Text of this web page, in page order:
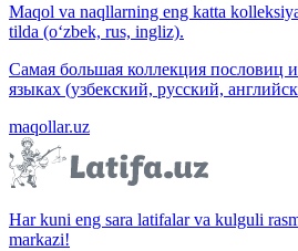
Maqol va naqllarning eng katta
tilda (o‘zbek, rus, ingliz).
Самая большая коллекция пословиц
языках (узбекский, русский,
maqollar.uz
Har kuni eng sara latifalar va kulguli
markazi!